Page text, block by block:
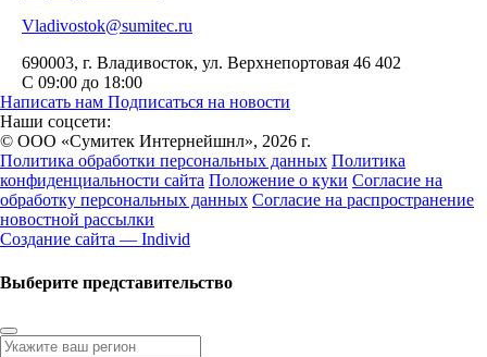
Vladivostok@sumitec.ru
690003, г. Владивосток, ул. Верхнепортовая 46 402
С 09:00 до 18:00
Написать нам Подписаться на новости
Наши соцсети:
© ООО «Сумитек Интернейшнл», 2026 г.
Политика обработки персональных данных Политика
конфиденциальности сайта Положение о куки Согласие на
обработку персональных данных Согласие на распространение
новостной рассылки
Создание сайта — Individ
Выберите представительство